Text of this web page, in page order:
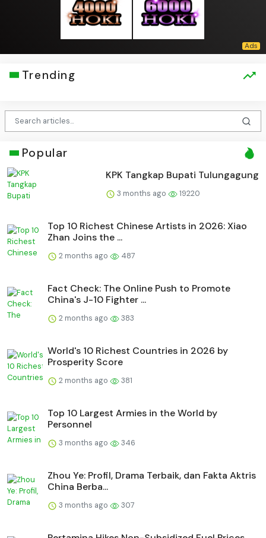
Trending
Popular
KPK Tangkap Bupati Tulungagung
3 months ago 19220
Top 10 Richest Chinese Artists in 2026: Xiao
Zhan Joins the ...
2 months ago 487
Fact Check: The Online Push to Promote
China's J-10 Fighter ...
2 months ago 383
World's 10 Richest Countries in 2026 by
Prosperity Score
2 months ago 381
Top 10 Largest Armies in the World by
Personnel
3 months ago 346
Zhou Ye: Profil, Drama Terbaik, dan Fakta Aktris
China Berba...
3 months ago 307